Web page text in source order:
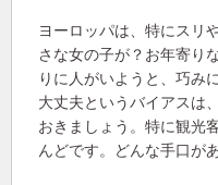
ヨーロッパは、特にスリ
さな女の子が？お年寄り
りに人がいようと、巧み
大丈夫というバイアスは
おきましょう。特に観光
んどです。どんな手口が